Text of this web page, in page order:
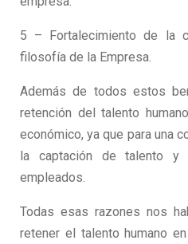
5 – Fortalecimiento de la
filosofía de la Empresa.
Además de todos estos
retención del talento
económico, ya que para una
la captación de talento y
empleados.
Todas esas razones nos
retener el talento humano